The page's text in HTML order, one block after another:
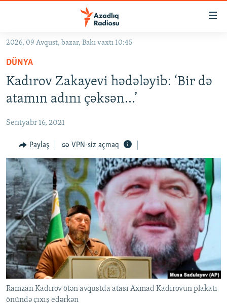
Əsas
qayıt
Əsas
qayıt
Axtarışa
#İZAHLA
KORRUPSIOMETR
FƏRQƏ BAX
QANUNI DOĞRU
ARAŞDIRMA
MULTIMEDIA
VIDEO
FOTOQALEREYA
İNFOQRAFIKA
KARIKATURA
RADIO ARXIV
OXU ZALI
AZƏRBAYCAN ƏDƏBIYYATI KITABXANASI
İSLAM VƏ DEMOKRATIYA
İZ - MƏDƏNIYYƏT PROQRAMI
HAQQIMIZDA
MISSIYAMIZ
PEŞƏ ETIKASI VƏ JURNALISTIKA STANDARTLARIMIZ
MATERIALLARIMIZDAN ISTIFADƏ
AZADLIQRADIOSU MOBIL TELEFONUNUZDA
BIZI IZLƏ
RFE/RL-in bütün saytları
2026, 09 Avqust, bazar, Bakı vaxtı 10:45
DÜNYA
Kadırov Zakayevi hədələyib: ‘Bir də
atamın adını çəksən...’
Sentyabr 16, 2021
Paylaş VPN-siz açmaq
Ramzan Kadırov ötən avqustda atası Axmad Kadırovun plakatı
önündə çıxış edərkən